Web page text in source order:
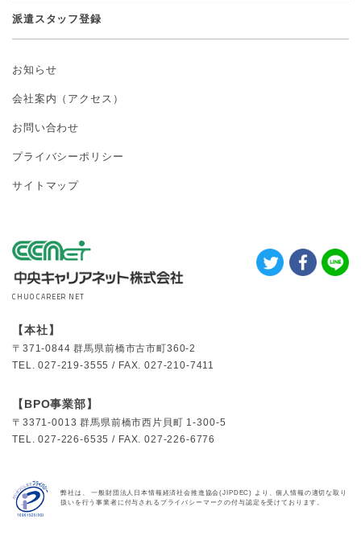
CHUO CAREER NET
【本社】
〒371-0844 群馬県前橋市古市町360-2
TEL.
027-219-3555 / FAX. 027-210-7411
【BPO事業部】
〒3371-0013 群馬県前橋市西片貝町 1-300-5
TEL.
027-226-6535 / FAX. 027-226-6776
弊社は、 一般財団法人日本情報経済社会推進協会(JIPDEC) より、個人情報の適切な取り
扱いを行う事業者に付与されるプライバシーマークの付与認定を受けております。
派遣スタッフ登録
お知らせ
会社案内（アクセス）
お問い合わせ
プライバシーポリシー
サイトマップ